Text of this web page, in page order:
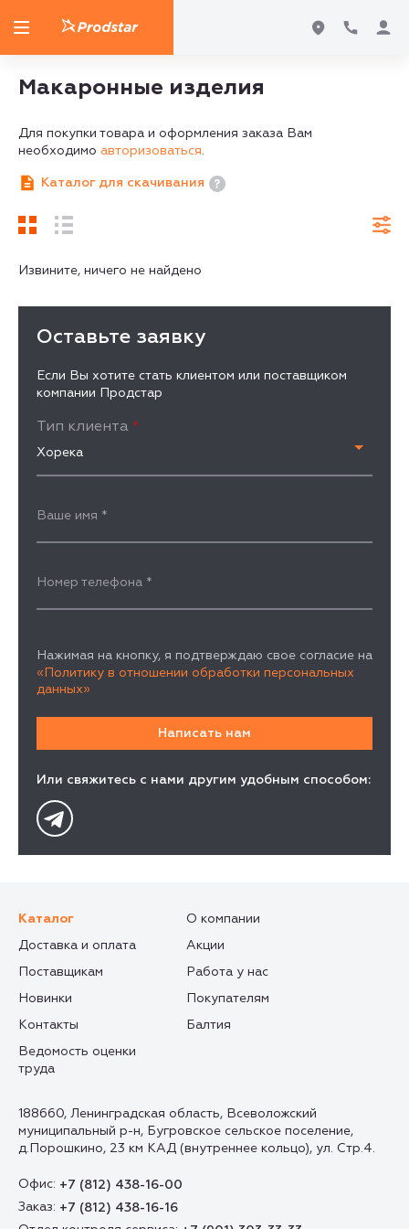
Макаронные изделия
Для покупки товара и оформления заказа Вам
необходимо авторизоваться.
Каталог для скачивания
Извините, ничего не найдено
Оставьте заявку
Если Вы хотите стать клиентом или поставщиком
компании Продстар
Тип клиента *
Хорека
Ваше имя *
Номер телефона *
Нажимая на кнопку, я подтверждаю свое согласие на
«Политику в отношении обработки персональных
данных»
Или свяжитесь с нами другим удобным способом:
188660, Ленинградская область, Всеволожский
муниципальный р-н, Бугровское сельское поселение,
д.Порошкино, 23 км КАД (внутреннее кольцо), ул. Стр.4.
Офис: +7 (812) 438-16-00
Заказ: +7 (812) 438-16-16
Каталог
О компании
Доставка и оплата
Акции
Поставщикам
Работа у нас
Новинки
Покупателям
Контакты
Балтия
Ведомость оценки
труда